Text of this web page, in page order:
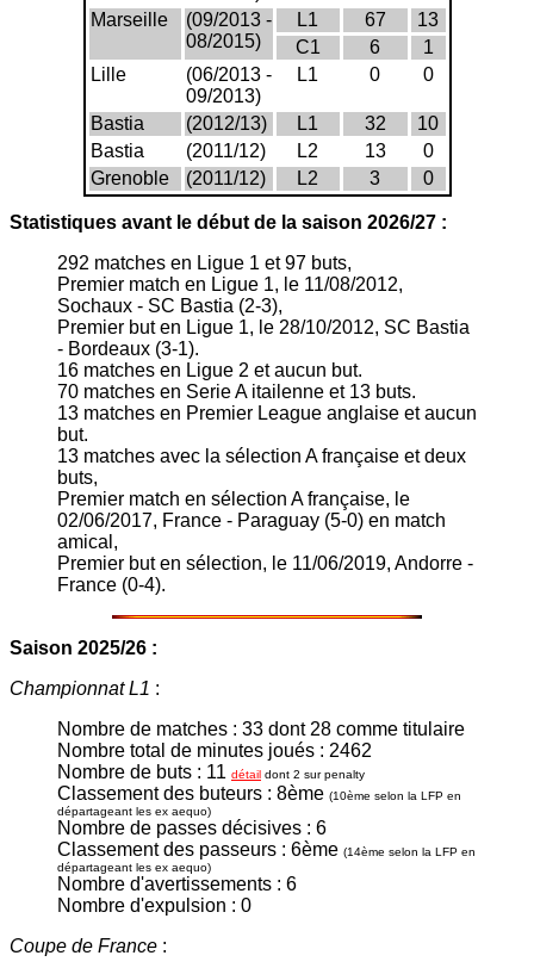
Marseille
(09/2013 -
08/2015)
L1 67
13
C1
6
1
Lille
(06/2013 -
09/2013)
L1 0 0
Bastia (2012/13) L1 32
10
Bastia
(2011/12) L2 13
0
Grenoble
(2011/12) L2 3 0
Statistiques avant le début de la saison 2026/27 :
292 matches en Ligue 1 et 97 buts,
Premier match en Ligue 1, le 11/08/2012,
Sochaux - SC Bastia (2-3),
Premier but en Ligue 1, le 28/10/2012, SC Bastia
- Bordeaux (3-1).
16 matches en Ligue 2 et aucun but.
70 matches en Serie A itailenne et 13 buts.
13 matches en Premier League anglaise et aucun
but.
13 matches avec la sélection A française et deux
buts,
Premier match en sélection A française, le
02/06/2017, France - Paraguay (5-0) en match
amical,
Premier but en sélection, le 11/06/2019, Andorre -
France (0-4).
Saison 2025/26 :
Championnat L1 :
Nombre de matches : 33 dont 28 comme titulaire
Nombre total de minutes joués : 2462
Nombre de buts : 11 détail dont 2 sur penalty
Classement des buteurs : 8ème (10ème selon la LFP en
départageant les ex aequo)
Nombre de passes décisives : 6
Classement des passeurs : 6ème (14ème selon la LFP en
départageant les ex aequo)
Nombre d'avertissements : 6
Nombre d'expulsion : 0
Coupe de France :